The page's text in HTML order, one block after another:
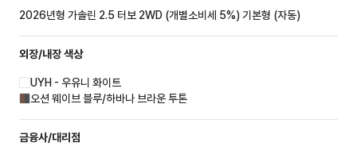
2026년형 가솔린 2.5 터보 2WD (개별소비세 5%) 기본형 (자동)
외장/내장색상
UYH - 우유니 화이트
오션 웨이브 블루/하바나 브라운 투톤
금융사/대리점